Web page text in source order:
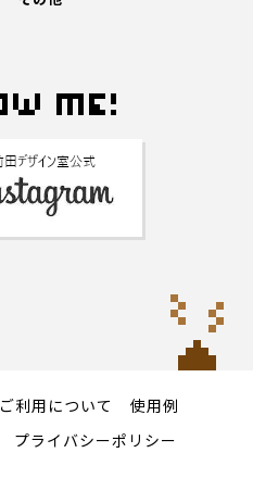
ご利用について
使用例
プライバシーポリシー